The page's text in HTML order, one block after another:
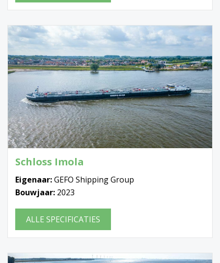
Schloss Imola
Eigenaar:GEFO Shipping Group
Bouwjaar: 2023
ALLE SPECIFICATIES